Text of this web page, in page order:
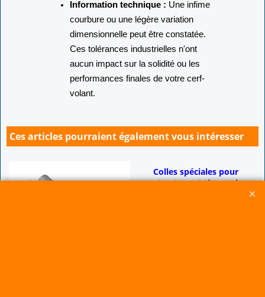
connectiques adaptées.
Information technique :Une infime
courbure ou une légère variation
dimensionnelle peut être constatée.
Ces tolérances industrielles n'ont
aucun impact sur la solidité ou les
performances finales de votre cerf-